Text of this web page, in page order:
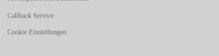
Callback Service
Cookie Einstellungen